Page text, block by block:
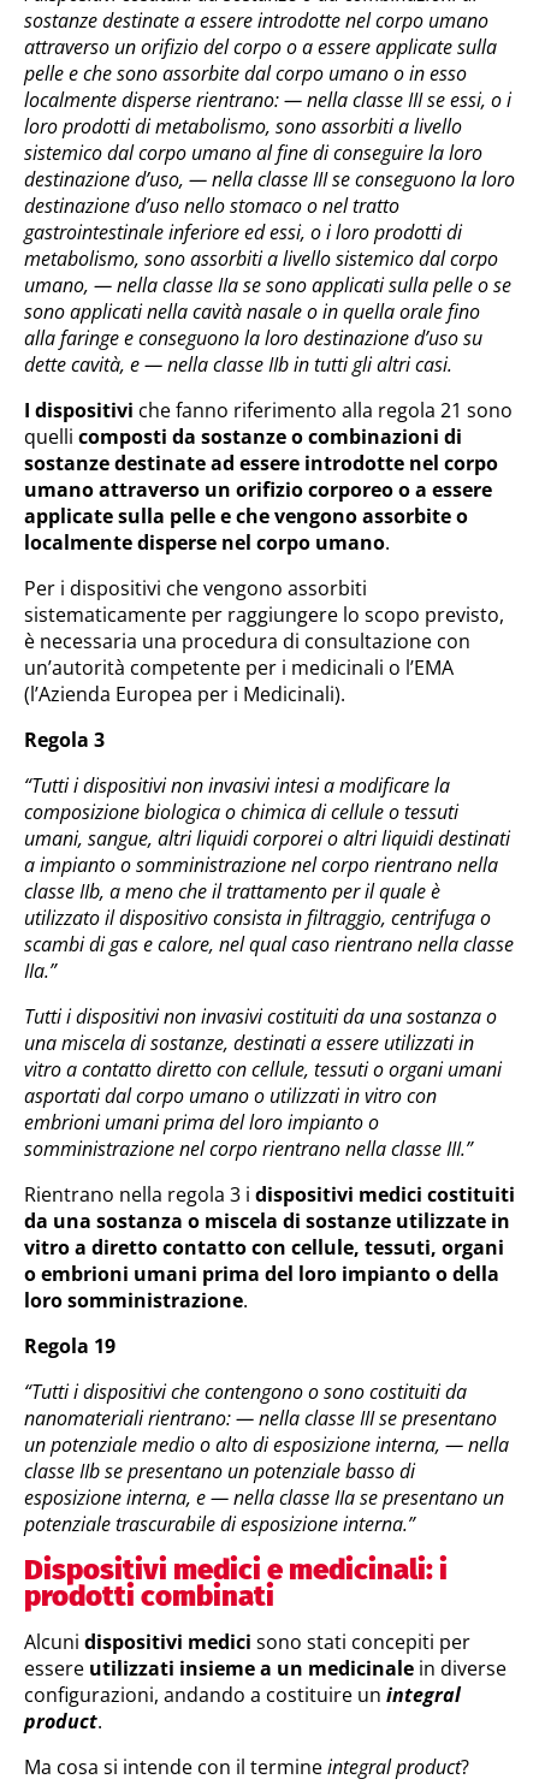
sostanze destinate a essere introdotte nel corpo umano
attraverso un orifizio del corpo o a essere applicate sulla
pelle e che sono assorbite dal corpo umano o in esso
localmente disperse rientrano: — nella classe III se essi, o i
loro prodotti di metabolismo, sono assorbiti a livello
sistemico dal corpo umano al fine di conseguire la loro
destinazione d’uso, — nella classe III se conseguono la loro
destinazione d’uso nello stomaco o nel tratto
gastrointestinale inferiore ed essi, o i loro prodotti di
metabolismo, sono assorbiti a livello sistemico dal corpo
umano, — nella classe IIa se sono applicati sulla pelle o se
sono applicati nella cavità nasale o in quella orale fino
alla faringe e conseguono la loro destinazione d’uso su
dette cavità, e — nella classe IIb in tutti gli altri casi.
I dispositivi che fanno riferimento alla regola 21 sono
quelli composti da sostanze o combinazioni di
sostanze destinate ad essere introdotte nel corpo
umano attraverso un orifizio corporeo o a essere
applicate sulla pelle e che vengono assorbite o
localmente disperse nel corpo umano.
Per i dispositivi che vengono assorbiti
sistematicamente per raggiungere lo scopo previsto,
è necessaria una procedura di consultazione con
un’autorità competente per i medicinali o l’EMA
(l’Azienda Europea per i Medicinali).
Regola 3
“Tutti i dispositivi non invasivi intesi a modificare la
composizione biologica o chimica di cellule o tessuti
umani, sangue, altri liquidi corporei o altri liquidi destinati
a impianto o somministrazione nel corpo rientrano nella
classe IIb, a meno che il trattamento per il quale è
utilizzato il dispositivo consista in filtraggio, centrifuga o
scambi di gas e calore, nel qual caso rientrano nella classe
IIa.”
Tutti i dispositivi non invasivi costituiti da una sostanza o
una miscela di sostanze, destinati a essere utilizzati in
vitro a contatto diretto con cellule, tessuti o organi umani
asportati dal corpo umano o utilizzati in vitro con
embrioni umani prima del loro impianto o
somministrazione nel corpo rientrano nella classe III.”
Rientrano nella regola 3 i dispositivi medici costituiti
da una sostanza o miscela di sostanze utilizzate in
vitro a diretto contatto con cellule, tessuti, organi
o embrioni umani prima del loro impianto o della
loro somministrazione.
Regola 19
“Tutti i dispositivi che contengono o sono costituiti da
nanomateriali rientrano: — nella classe III se presentano
un potenziale medio o alto di esposizione interna, — nella
classe IIb se presentano un potenziale basso di
esposizione interna, e — nella classe IIa se presentano un
potenziale trascurabile di esposizione interna.”
Dispositivi medici e medicinali: i
prodotti combinati
Alcuni dispositivi medici sono stati concepiti per
essere utilizzati insieme a un medicinale in diverse
configurazioni, andando a costituire un integral
product.
Ma cosa si intende con il termineintegral product?